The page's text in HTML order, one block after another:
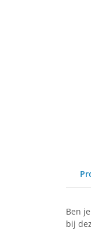
Ben
bij